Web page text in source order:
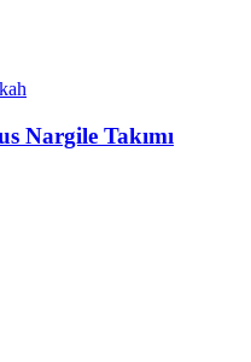
Nargile Takımı